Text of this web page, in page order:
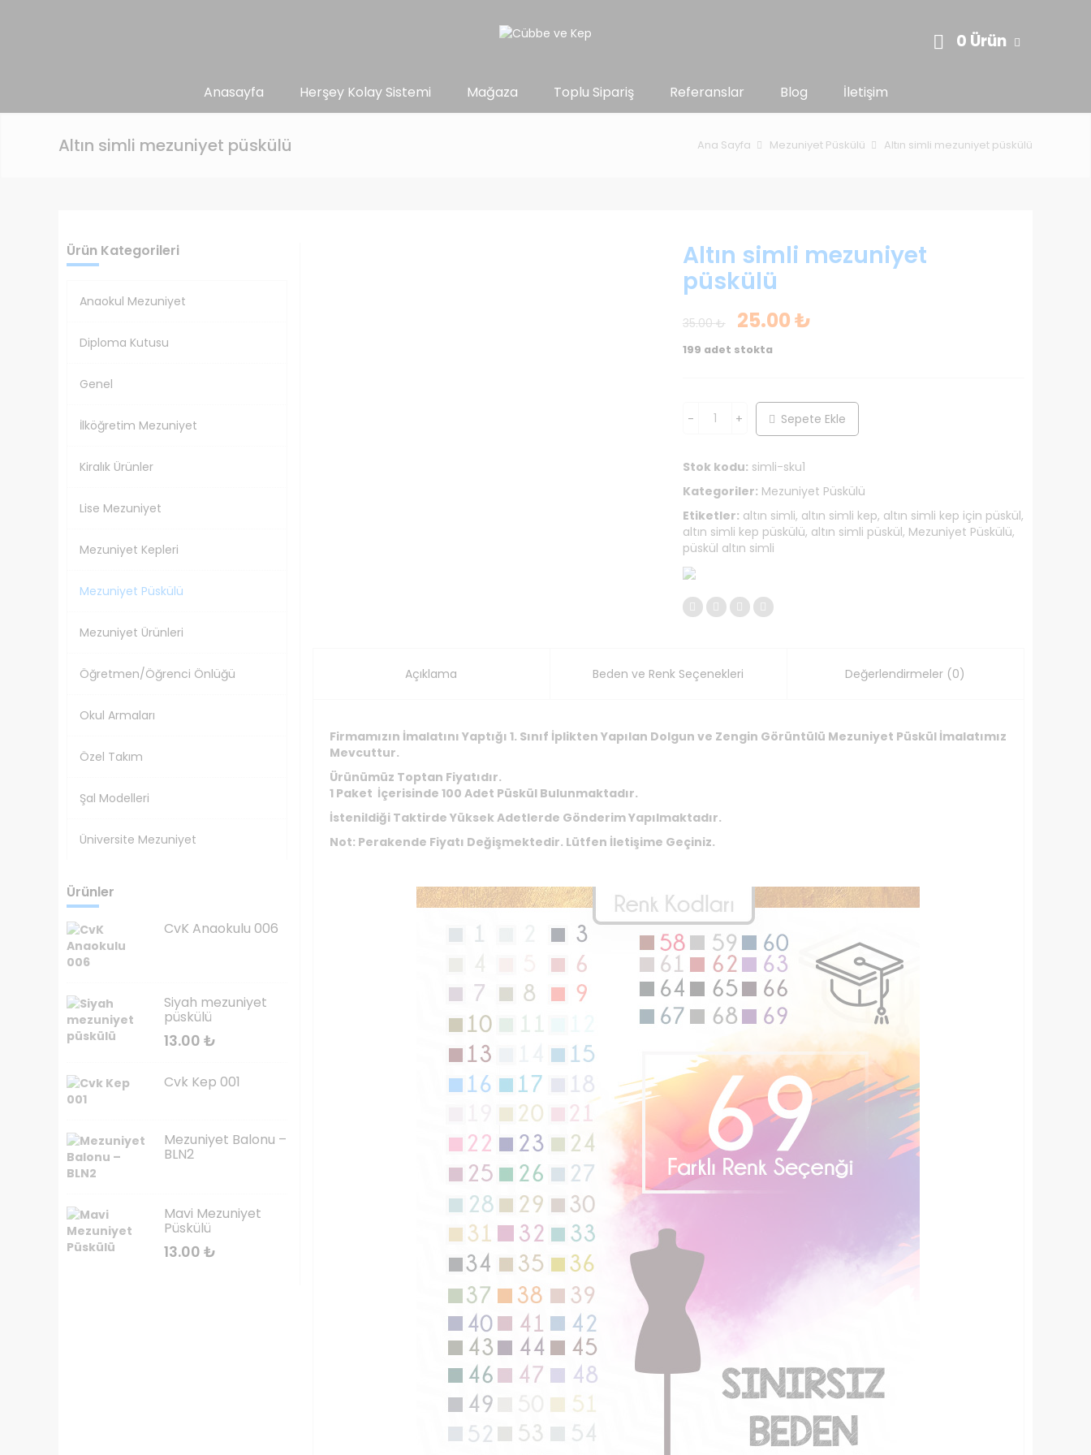
0 Ürün
Anasayfa Herşey Kolay Sistemi Mağaza Toplu Sipariş Referanslar Blog İletişim
Altın simli mezuniyet püskülü Ana Sayfa Mezuniyet Püskülü Altın simli mezuniyet püskülü
Altın simli mezuniyet
püskülü
35.00₺
Orijinal
fiyat:
25.00₺
25.00 ₺.
199 adet stokta
Sepete Ekle
Stok kodu: simli-sku1
Kategoriler: Mezuniyet Püskülü
Etiketler: altın simli, altın simli kep, altın simli kep için püskül,
altın simli kep püskülü, altın simli püskül, Mezuniyet Püskülü,
püskül altın simli
Açıklama Beden ve Renk Seçenekleri Değerlendirmeler (0)
Firmamızın İmalatını Yaptığı 1. Sınıf İplikten Yapılan Dolgun ve Zengin Görüntülü Mezuniyet Püskül İmalatımız
Mevcuttur.
Ürünümüz Toptan Fiyatıdır.
1 Paket İçerisinde 100 Adet Püskül Bulunmaktadır.
İstenildiği Taktirde Yüksek Adetlerde Gönderim Yapılmaktadır.
Not: Perakende Fiyatı Değişmektedir. Lütfen İletişime Geçiniz.
Ürün Kategorileri
Anaokul Mezuniyet
Diploma Kutusu
Genel
İlköğretim Mezuniyet
Kiralık Ürünler
Lise Mezuniyet
Mezuniyet Kepleri
Mezuniyet Püskülü
Mezuniyet Ürünleri
Öğretmen/Öğrenci Önlüğü
Okul Armaları
Özel Takım
Şal Modelleri
Üniversite Mezuniyet
Ürünler
CvK Anaokulu 006
Siyah mezuniyet
püskülü
13.00 ₺
Cvk Kep 001
Mezuniyet Balonu –
BLN2
Mavi Mezuniyet
Püskülü
13.00 ₺